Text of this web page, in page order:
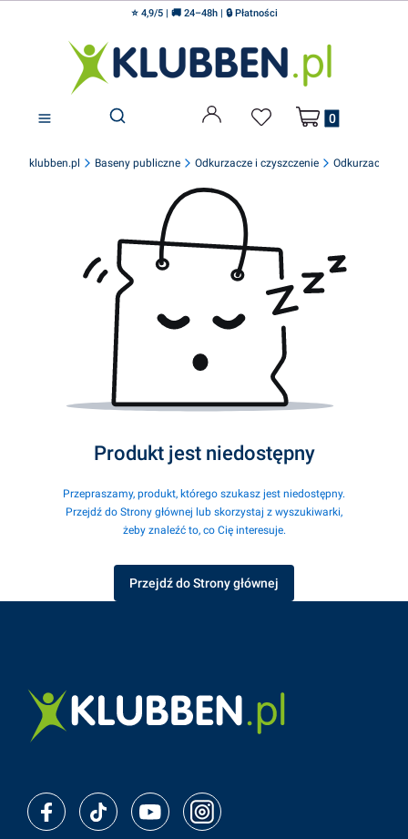
⭐ 4,9/5 | 🚚 24–48h | 🔒 Płatności
Otwórz wyszukiwarkę
Produkty w
klubben.pl Baseny publiczne Odkurzacze i czyszczenie Odkurzacze
Produkt jest niedostępny
Przepraszamy, produkt, którego szukasz jest niedostępny.
Przejdź do Strony głównej lub skorzystaj z wyszukiwarki,
żeby znaleźć to, co Cię interesuje.
Przejdź do Strony głównej